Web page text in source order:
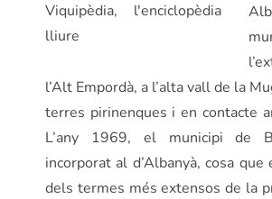
l’Alt Empordà, a l’alta vall de la
terres pirinenques i en contacte
L’any 1969, el municipi de
incorporat al d’Albanyà, cosa
dels termes més extensos de la